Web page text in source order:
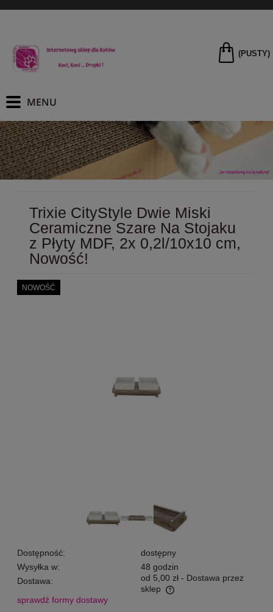
(PUSTY)
Trixie CityStyle Dwie Miski
Ceramiczne Szare Na Stojaku
z Płyty MDF, 2x 0,2l/10x10 cm,
Nowość!
NOWOŚĆ
Dostępność:
dostępny
Wysyłka w:
48 godzin
Dostawa:
od 5,00 zł - Dostawa przez
sklep
Cena nie zawiera ewentualnych kosztów płatności
sprawdź formy dostawy